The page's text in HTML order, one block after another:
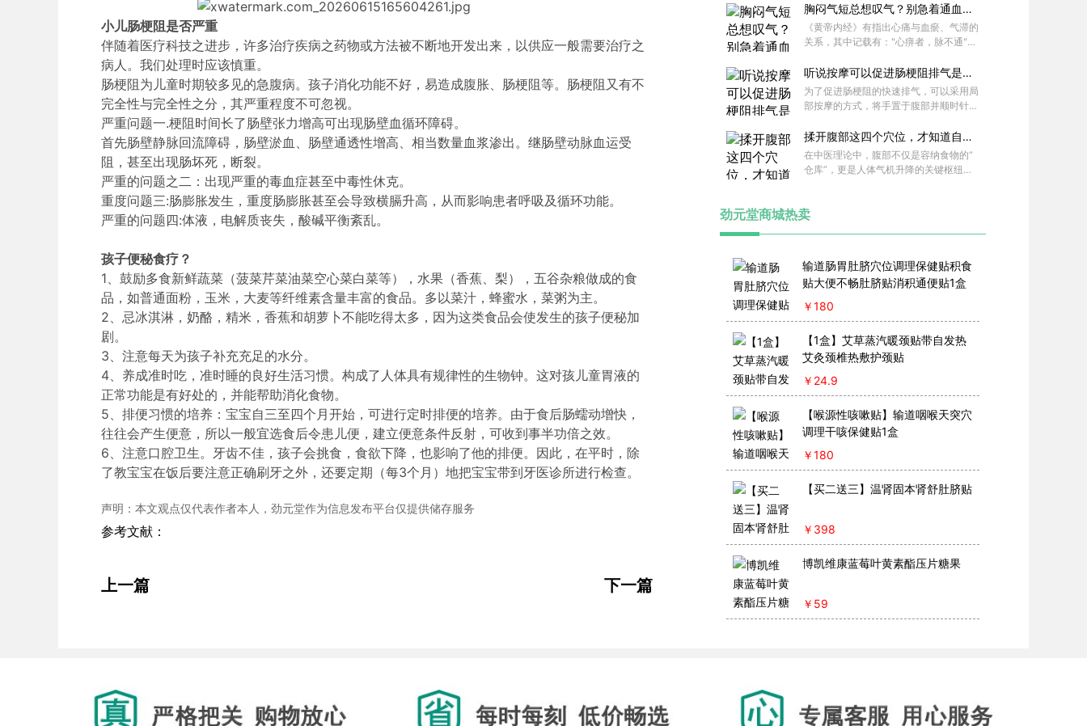
小儿肠梗阻是否严重
伴随着医疗科技之进步，许多治疗疾病之药物或方法被不断地开发出来，以供应一般需要治疗之
病人。我们处理时应该慎重。
肠梗阻为儿童时期较多见的急腹病。孩子消化功能不好，易造成腹胀、肠梗阻等。肠梗阻又有不
完全性与完全性之分，其严重程度不可忽视。
严重问题一.梗阻时间长了肠壁张力增高可出现肠壁血循环障碍。
首先肠壁静脉回流障碍，肠壁淤血、肠壁通透性增高、相当数量血浆渗出。继肠壁动脉血运受
阻，甚至出现肠坏死，断裂。
严重的问题之二：出现严重的毒血症甚至中毒性休克。
重度问题三:肠膨胀发生，重度肠膨胀甚至会导致横膈升高，从而影响患者呼吸及循环功能。
严重的问题四:体液，电解质丧失，酸碱平衡紊乱。
孩子便秘食疗？
1、鼓励多食新鲜蔬菜（菠菜芹菜油菜空心菜白菜等），水果（香蕉、梨），五谷杂粮做成的食
品，如普通面粉，玉米，大麦等纤维素含量丰富的食品。多以菜汁，蜂蜜水，菜粥为主。
2、忌冰淇淋，奶酪，精米，香蕉和胡萝卜不能吃得太多，因为这类食品会使发生的孩子便秘加
剧。
3、注意每天为孩子补充充足的水分。
4、养成准时吃，准时睡的良好生活习惯。构成了人体具有规律性的生物钟。这对孩儿童胃液的
正常功能是有好处的，并能帮助消化食物。
5、排便习惯的培养：宝宝自三至四个月开始，可进行定时排便的培养。由于食后肠蠕动增快，
往往会产生便意，所以一般宜选食后令患儿便，建立便意条件反射，可收到事半功倍之效。
6、注意口腔卫生。牙齿不佳，孩子会挑食，食欲下降，也影响了他的排便。因此，在平时，除
了教宝宝在饭后要注意正确刷牙之外，还要定期（每3个月）地把宝宝带到牙医诊所进行检查。
声明：本文观点仅代表作者本人，劲元堂作为信息发布平台仅提供储存服务
参考文献：
上一篇 下一篇
输送到全身各处，滋养我们的身体。就好
比脾胃是身体里的“加工厂”，把食物这个
“原材料”加工成身体能用的“能量”。要是
脾胃功能弱了，“加工厂”效率降低，营养
供应不足，身体各个器官就像缺了油的机
器，运转不顺畅，各种问题也就找上来了
。
胸闷气短总想叹气？别急着通血管
，先补这个气
《黄帝内经》有指出心痛与血瘀、气滞的
关系，其中记载有："心痹者，脉不通"以
然而痛"。
听说按摩可以促进肠梗阻排气是真
的吗？该怎么做？
为了促进肠梗阻的快速排气，可以采用局
部按摩的方式，将手置于腹部并顺时针进
。如果患者出现腹痛的话，应该用手指按
压肚脐或者脐中穴，使气体能够从脐部或
中脘穴出来。在进行穴位按摩时，需要遵
循医生的指导，以达到调节的目的。按摩
果没有时间的话，还要等一会儿，这样才
能更好地恢复健康。
揉开腹部这四个穴位，才知道自己
憋了多少浊气！气顺了，人年轻！
在中医理论中，腹部不仅是容纳食物的“
仓库”，更是人体气机升降的关键枢纽。
亚健康症状。
劲元堂商城热卖
输道肠胃肚脐穴位调理保健贴积食
贴大便不畅肚脐贴消积通便贴1盒
￥180
【1盒】艾草蒸汽暖颈贴带自发热
艾灸颈椎热敷护颈贴
￥ 24.9
【喉源性咳嗽贴】输道咽喉天突穴
调理干咳保健贴1盒
￥180
【买二送三】温肾固本肾舒肚脐贴
￥ 398
博凯维康蓝莓叶黄素酯压片糖果
￥ 59